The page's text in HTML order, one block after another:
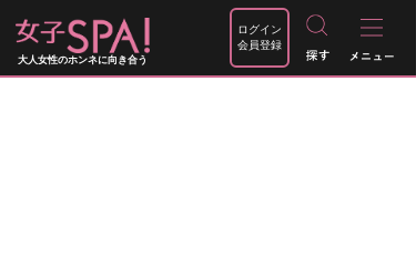
大人女性のホンネに向き合う
ログイン
会員登録